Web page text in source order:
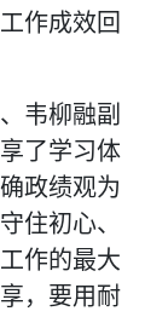
作成效回
韦柳融副
了学习体
政绩观为
住初心、
作的最大
，要用耐